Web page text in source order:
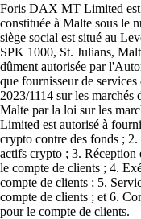
Foris DAX MT Limited est
constituée à Malte sous le
siège social est situé au
SPK 1000, St. Julians,
dûment autorisée par
que fournisseur de
2023/1114 sur les
Malte par la loi sur les
Limited est autorisé à
crypto contre des fonds ;
actifs crypto ; 3. Réception
le compte de clients ; 4.
compte de clients ; 5.
compte de clients ; et 6.
pour le compte de clients.